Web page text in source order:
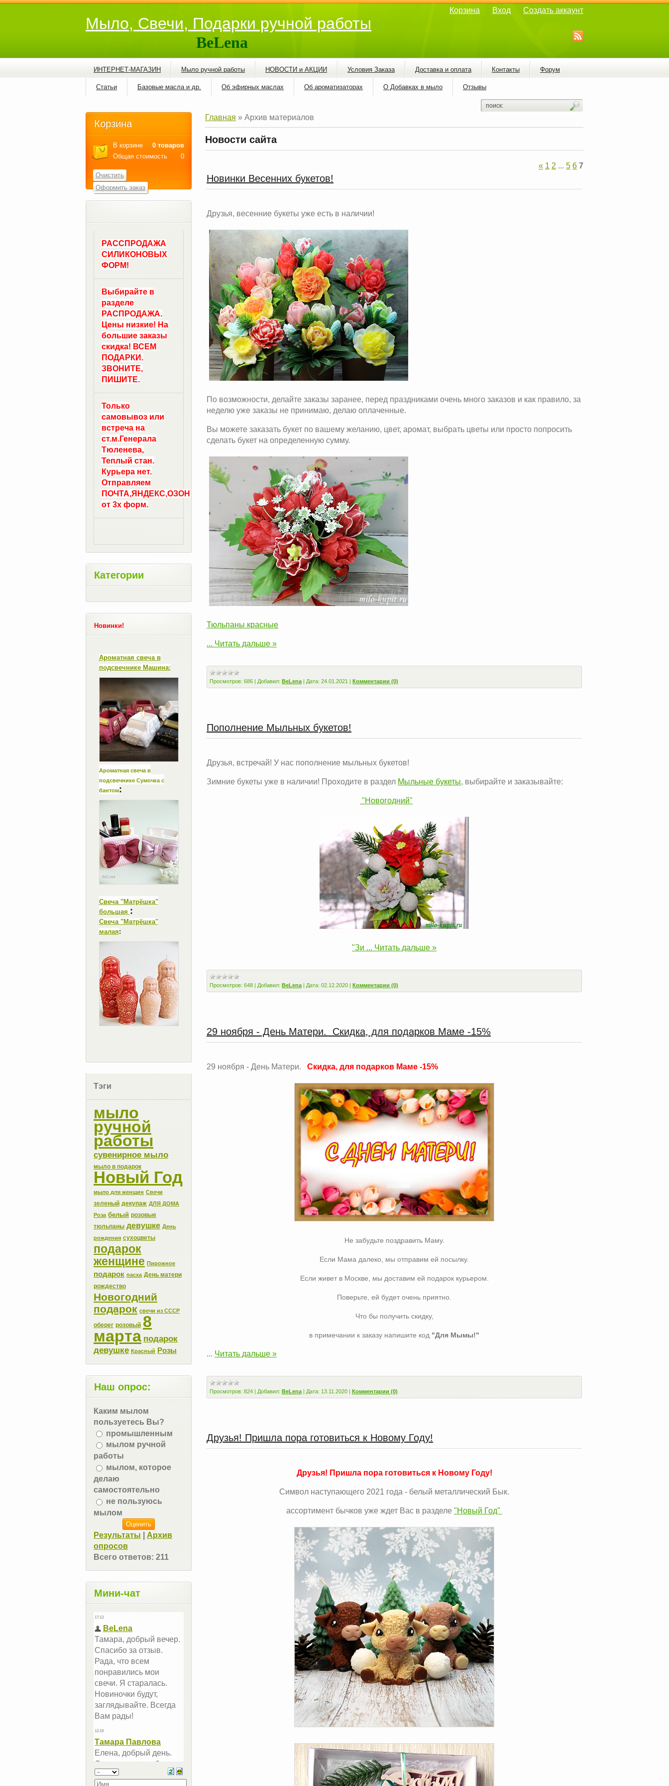
Мыло, Свечи, Подарки ручной работы
BeLena
Корзина Вход Создать аккаунт
ИНТЕРНЕТ-МАГАЗИН Мыло ручной работы НОВОСТИ и АКЦИИ Условия Заказа Доставка и оплата Контакты Форум
Статьи Базовые масла и др. Об эфирных маслах Об ароматизаторах О Добавках в мыло Отзывы
Главная » Архив материалов
Новости сайта
« 1 2 ... 5 6 7
Новинки Весенних букетов!
Друзья, весенние букеты уже есть в наличии!
По возможности, делайте заказы заранее, перед праздниками очень много заказов и как правило, за
неделю уже заказы не принимаю, делаю оплаченные.
Вы можете заказать букет по вашему желанию, цвет, аромат, выбрать цветы или просто попросить
сделать букет на определенную сумму.
Тюльпаны красные
... Читать дальше »
Просмотров: 686 | Добавил: BeLena | Дата: 24.01.2021 | Комментарии (0)
Пополнение Мыльных букетов!
Друзья, встречай! У нас пополнение мыльных букетов!
Зимние букеты уже в наличии! Проходите в раздел Мыльные букеты, выбирайте и заказывайте:
"Новогодний"
"Зи ... Читать дальше »
Просмотров: 648 | Добавил: BeLena | Дата: 02.12.2020 | Комментарии (0)
29 ноября - День Матери. Скидка, для подарков Маме -15%
29 ноября - День Матери. Скидка, для подарков Маме -15%
Не забудьте поздравить Маму.
Если Мама далеко, мы отправим ей посылку.
Если живет в Москве, мы доставим ей подарок курьером.
Поверьте, ей будет очень приятно.
Что бы получить скидку,
в примечании к заказу напишите код "Для Мымы!"
... Читать дальше »
Просмотров: 824 | Добавил: BeLena | Дата: 13.11.2020 | Комментарии (0)
Друзья! Пришла пора готовиться к Новому Году!
Друзья! Пришла пора готовиться к Новому Году!
Символ ​​​​​наступающего 2021 года - белый металлический Бык.
ассортимент бычков уже ждет Вас в разделе "Новый Год"
Корзина
В корзине
0 товаров
Общая стоимость
0
Очистить
Оформить заказ
РАССПРОДАЖА
СИЛИКОНОВЫХ
ФОРМ!
Выбирайте в
разделе
РАСПРОДАЖА.
Цены низкие! На
большие заказы
скидка! ВСЕМ
ПОДАРКИ.
ЗВОНИТЕ,
ПИШИТЕ.
Только
самовывоз или
встреча на
ст.м.Генерала
Тюленева,
Теплый стан.
Курьера нет.
Отправляем
ПОЧТА,ЯНДЕКС,ОЗОН
от 3х форм.
Категории
Новинки!
Ароматная свеча в
подсвечнике Машина:
Ароматная свеча в
подсвечнике Сумочка с
бантом:
Свеча "Матрёшка"
большая :
Свеча "Матрёшка"
малая:
Тэги
мыло
ручной
работы
сувенирное мыло
мыло в подарок
Новый Год
мыло для женщин Свечи
зеленый декупаж ДЛЯ ДОМА
Роза белый розовые
тюльпаны девушке День
рождения сухоцветы
подарок
женщине Пирожное
подарок пасха День матери
рождество
Новогодний
подарок свечи из СССР
оберег розовый 8
марта подарок
девушке Красный Розы
Наш опрос:
Каким мылом
пользуетесь Вы?
промышленным
мылом ручной
работы
мылом, которое
делаю
самостоятельно
не пользуюсь
мылом
Результаты
Архив
опросов
Всего ответов: 211
Мини-чат